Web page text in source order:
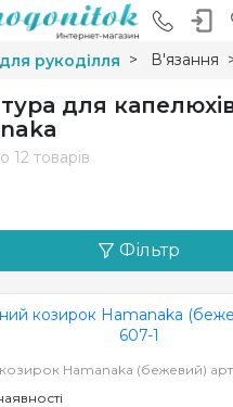
рукоділля В'язання
для
12 товарів
Фільтр
Hamanaka (бежевий)